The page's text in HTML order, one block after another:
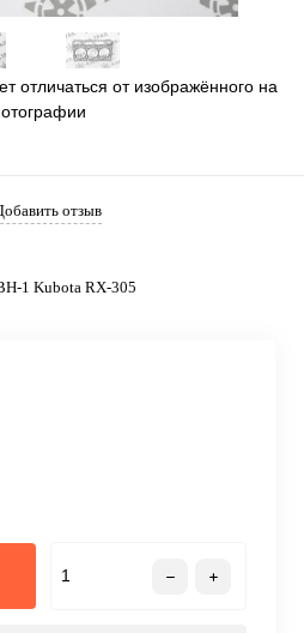
отличаться от изображённого на
отзыв
1 Kubota RX-305